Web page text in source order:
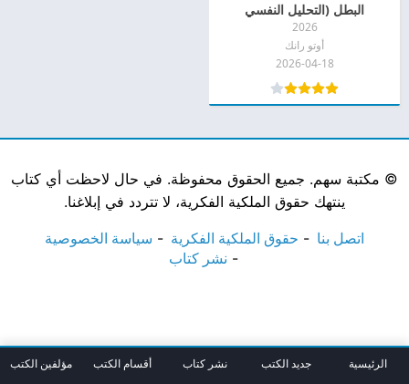
البطل (التحليل النفسي
للأساطير) pdf
2026
أوتو رانك
2026-04-18
© مكتبة سهم. جميع الحقوق محفوظة. في حال لاحظت أي كتاب
ينتهك حقوق الملكية الفكرية، لا تتردد في إبلاغنا.
اتصل بنا حقوق الملكية الفكرية
سياسة الخصوصية
نشر كتاب
الرئيسية جديد الكتب نشر كتاب أقسام الكتب مؤلفين الكتب